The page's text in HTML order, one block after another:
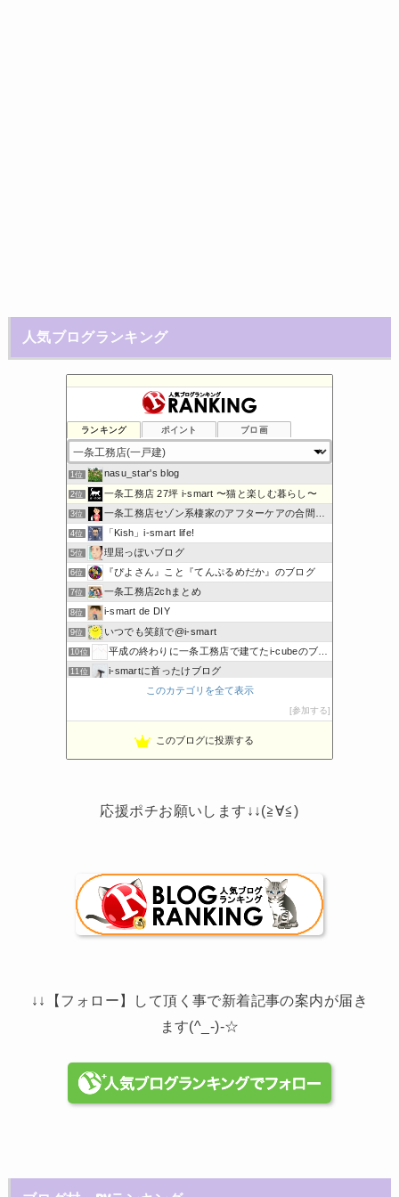
人気ブログランキング
ランキング ポイント ブロ画
1位 nasu_star's blog
2位 一条工務店 27坪 i-smart 〜猫と楽しむ暮らし〜
3位 一条工務店セゾン系棲家のアフターケアの合間に綴るブログ
4位 「Kish」i-smart life!
5位 理屈っぽいブログ
6位 『ぴよさん』こと『てんぷるめだか』のブログ
7位 一条工務店2chまとめ
8位 i-smart de DIY
9位 いつでも笑顔で@i-smart
10位 平成の終わりに一条工務店で建てたi-cubeのブログ
11位 i-smartに首ったけブログ
節約しないエコライフ
わたしの家づくり│ハウスメーカーで注文住宅を建てよう
このカテゴリを全て表示
参加する
このブログに投票する
応援ポチお願いします↓↓(≧∀≦)
↓↓【フォロー】して頂く事で新着記事の案内が届き
ます(^_-)-☆